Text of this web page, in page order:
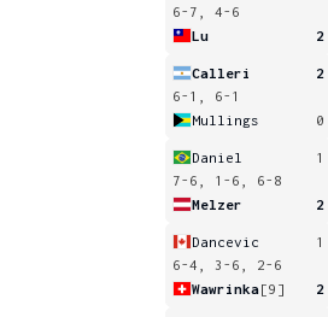
6-7, 4-6
Lu
2
Calleri
2
6-1, 6-1
Mullings
0
Daniel
1
7-6, 1-6, 6-8
Melzer
2
Dancevic
1
6-4, 3-6, 2-6
Wawrinka[9] 2